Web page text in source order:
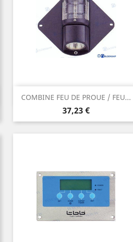
COMBINE FEU DE PROUE / FEU...
Prix
37,23 €
 Aperçu rapide